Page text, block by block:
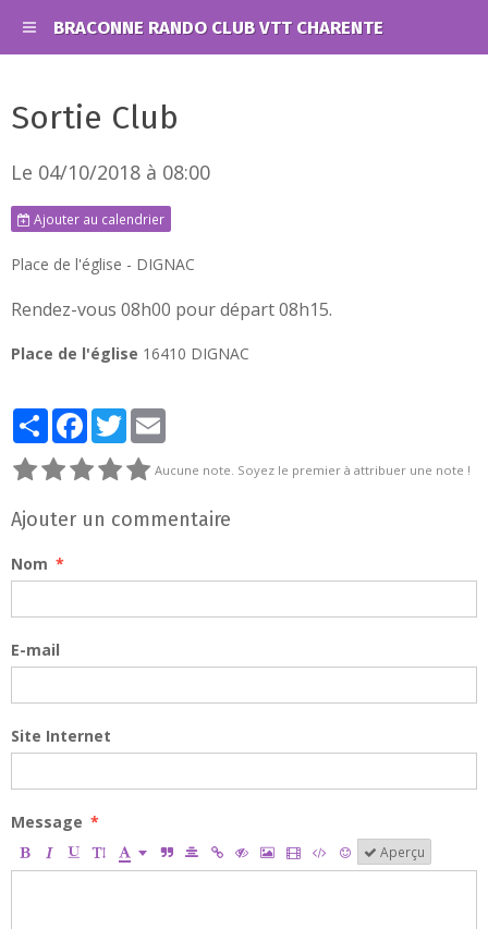
BRACONNE RANDO CLUB VTT CHARENTE
Sortie Club
Le 04/10/2018 à 08:00
Ajouter au calendrier
Place de l'église - DIGNAC
Rendez-vous 08h00 pour départ 08h15.
Place de l'église 16410 DIGNAC
PartagerFacebook
Twitter
Aucune note. Soyez le premier à attribuer une note !
Ajouter un commentaire
Nom
E-mail
Site Internet
Message
Aperçu